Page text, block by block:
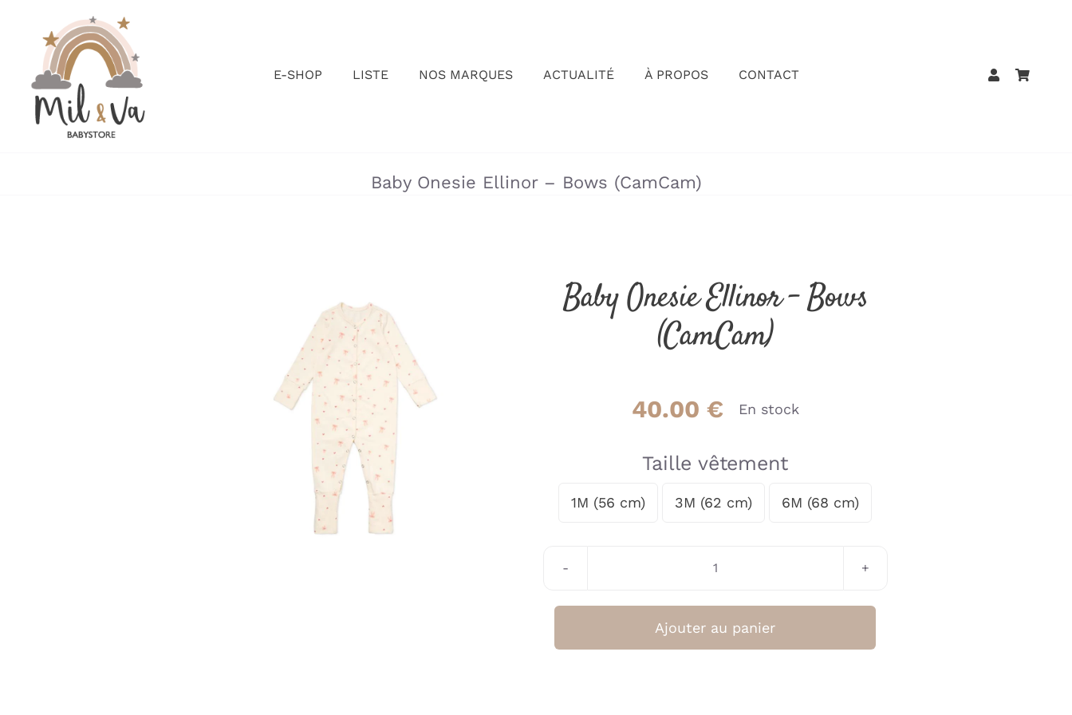
contenu
E-SHOP LISTE NOS MARQUES ACTUALITÉ À PROPOS CONTACT
Baby Onesie Ellinor – Bows (CamCam)
Baby Onesie Ellinor – Bows
(CamCam)
40.00 € En stock
Taille vêtement
1M (56 cm) 3M (62 cm) 6M (68 cm)
Baby
Ajouter au panier